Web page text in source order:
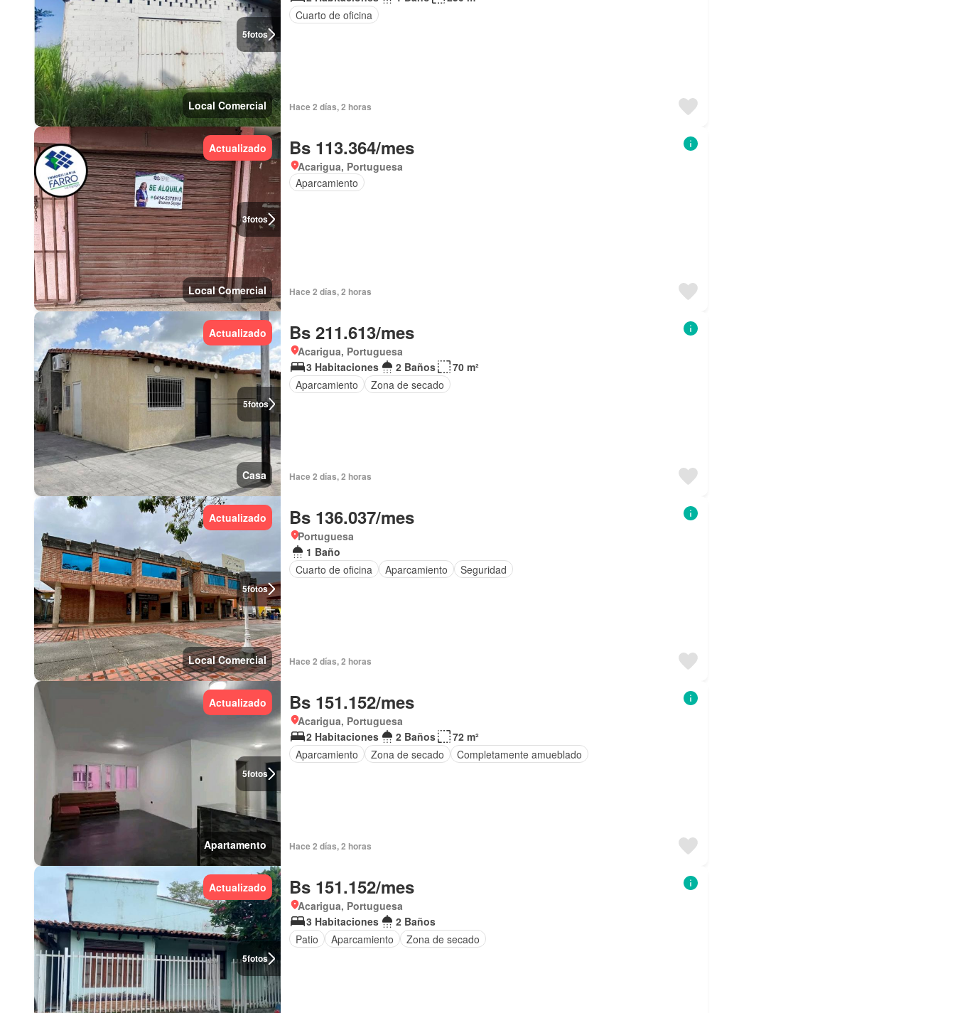
5fotos
Local Comercial
Cuarto de oficina
Hace 2 días, 2 horas
3fotos
Actualizado
Local Comercial
Bs 113.364/mes
Acarigua, Portuguesa
Aparcamiento
Hace 2 días, 2 horas
5fotos
Actualizado
Casa
Bs 211.613/mes
Acarigua, Portuguesa
3 Habitaciones
2 Baños
70 m²
Aparcamiento
Zona de secado
Hace 2 días, 2 horas
5fotos
Actualizado
Local Comercial
Bs 136.037/mes
Portuguesa
1 Baño
Cuarto de oficina
Aparcamiento Seguridad
Hace 2 días, 2 horas
5fotos
Actualizado
Apartamento
Bs 151.152/mes
Acarigua, Portuguesa
2 Habitaciones
2 Baños
72 m²
Aparcamiento
Zona de secado Completamente amueblado
Hace 2 días, 2 horas
5fotos
Actualizado Bs 151.152/mes
Acarigua, Portuguesa
3 Habitaciones
2 Baños
Patio
Aparcamiento Zona de secado